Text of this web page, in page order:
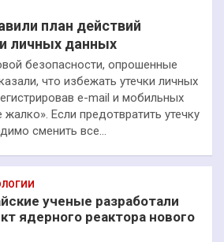
план действий
личных данных
безопасности, опрошенные
что избежать утечки личных
e-mail и мобильных
Если предотвратить утечку
сменить все…
ученые разработали
ядерного реактора нового